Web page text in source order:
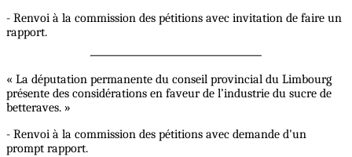
- Renvoi à la commission des pétitions avec invitation de faire un
rapport.
« La députation permanente du conseil provincial du Limbourg
présente des considérations en faveur de l’industrie du sucre de
betteraves. »
- Renvoi à la commission des pétitions avec demande d'un
prompt rapport.